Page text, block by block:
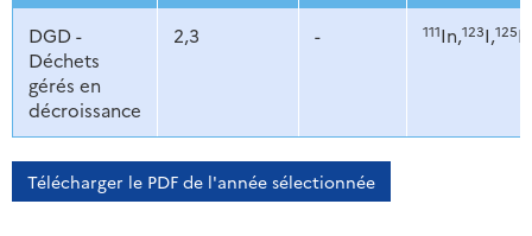
DGD -
Déchets
gérés en
décroissance
2,3 - 111In,123I,125I,
Télécharger le PDF de l'année sélectionnée